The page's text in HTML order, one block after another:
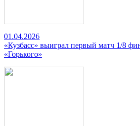
01.04.2026
«Кузбасс» выиграл первый матч 1/8
«Горького»